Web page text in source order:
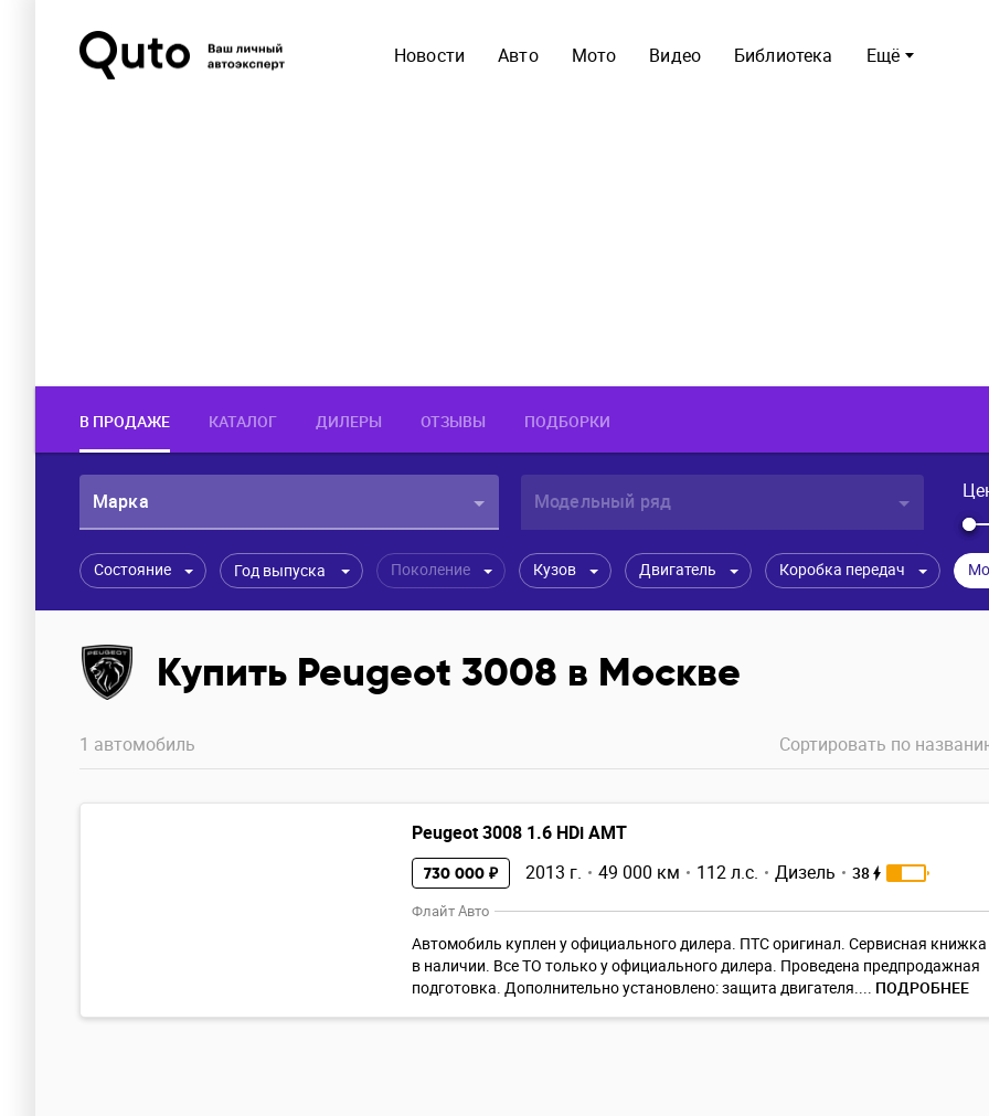
Ещё
Новости Авто Мото Видео Библиотека
В ПРОДАЖЕ КАТАЛОГ ДИЛЕРЫ ОТЗЫВЫ ПОДБОРКИ
Марка Модельный ряд
Состояние Год выпуска Поколение Кузов Двигатель Коробка передач
Купить Peugeot 3008 в Москве
1 автомобиль Сортировать по
Peugeot 3008 1.6 HDi AMT
730 000 ₽ 2013 г. 49 000 км 112 л.с. Дизель 38
Флайт Авто
Автомобиль куплен у официального дилера. ПТС оригинал. Сервисная книжка
в наличии. Все ТО только у официального дилера. Проведена предпродажная
подготовка. Дополнительно установлено: защита двигателя.... ПОДРОБНЕЕ